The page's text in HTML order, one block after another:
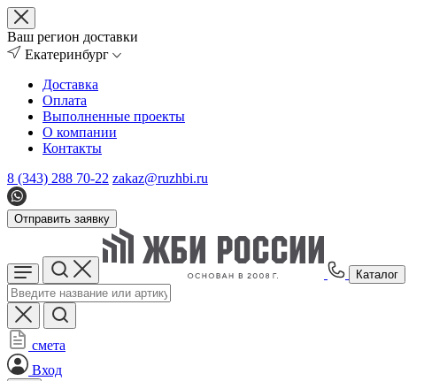
Ваш регион доставки
Екатеринбург
Доставка
Оплата
Выполненные проекты
О компании
Контакты
8 (343) 288 70-22 zakaz@ruzhbi.ru
Отправить заявку
Каталог
смета
Вход